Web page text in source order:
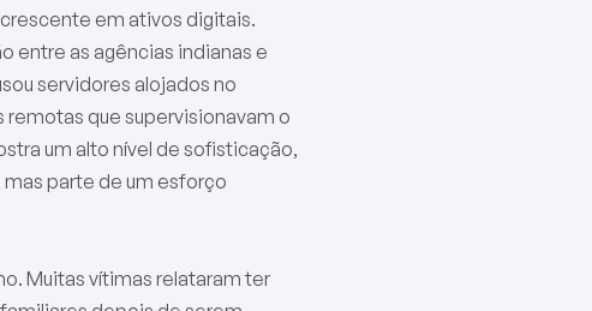
em ativos digitais.
entre as agências indianas e
servidores alojados no
que supervisionavam o
um alto nível de sofisticação,
parte de um esforço
Muitas vítimas relataram ter